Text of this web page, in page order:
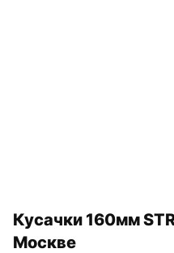
Кусачки 160мм
Москве